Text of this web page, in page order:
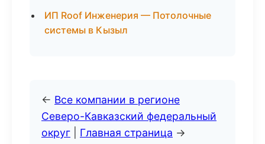
ИП Roof Инженерия — Потолочные
системы в Кызыл
← Все компании в регионе
Северо-Кавказский федеральный
округ
Главная страница →